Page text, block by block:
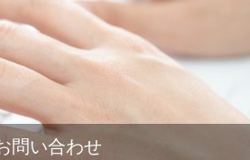
問い合わせ